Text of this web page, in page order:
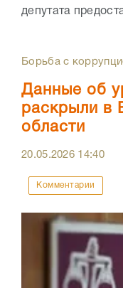
депутата
Борьба с
Данные об
раскрыли в
области
20.05.2026 14:40
Комментарии